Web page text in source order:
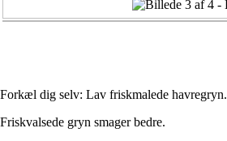
Forkæl dig selv: Lav friskmalede havregryn.
Friskvalsede gryn smager bedre.